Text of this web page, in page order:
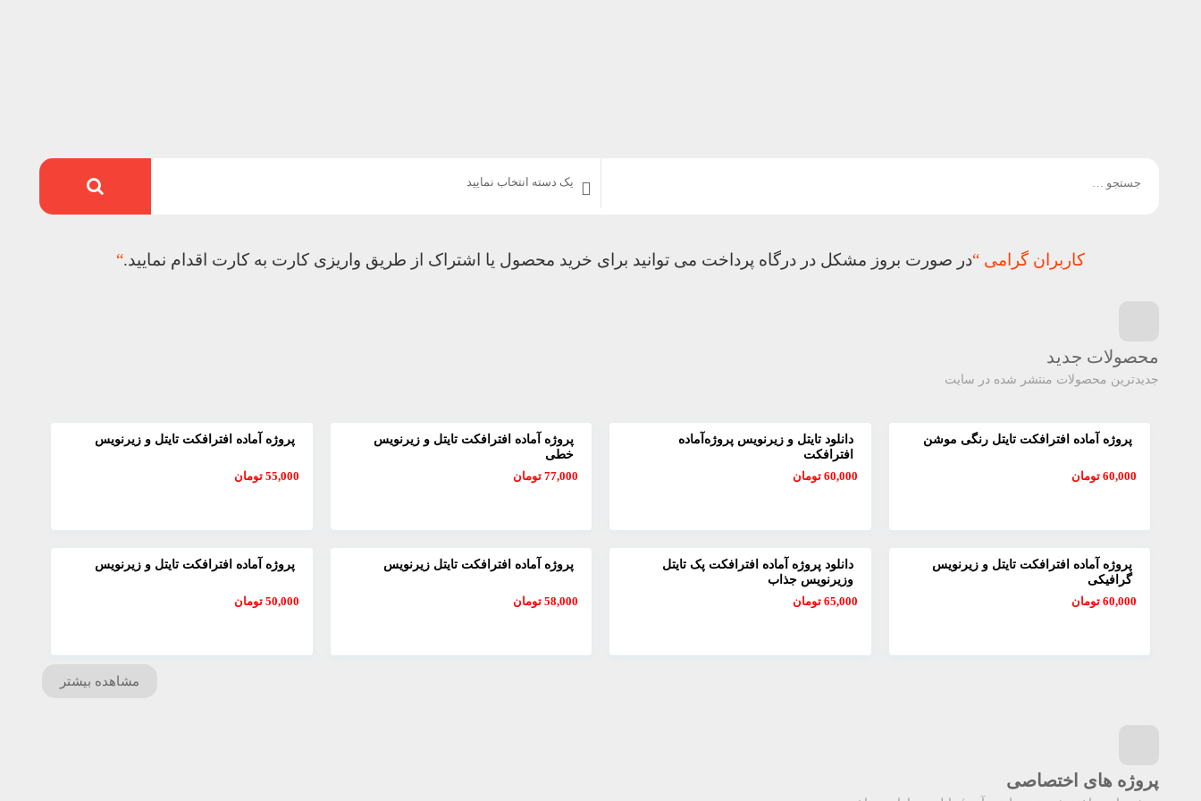
کاربران گرامی “در صورت بروز مشکل در درگاه پرداخت می توانید برای خرید محصول یا اشتراک از طریق واریزی کارت به کارت اقدام نمایید.“
محصولات جدید
جدیدترین محصولات منتشر شده در سایت
پروژه آماده افترافکت تایتل رنگی موشن
60,000 تومان
دانلود تایتل و زیرنویس‌ پروژه‌آماده
افترافکت
60,000 تومان
پروژه آماده افترافکت تایتل و زیرنویس
خطی
77,000 تومان
پروژه آماده افترافکت تایتل و زیرنویس
55,000 تومان
پروژه آماده افترافکت تایتل و زیرنویس
گرافیکی
60,000 تومان
دانلود پروژه آماده افترافکت پک تایتل
وزیرنویس جذاب
65,000 تومان
پروژه آماده افترافکت تایتل زیرنویس
58,000 تومان
پروژه آماده افترافکت تایتل و زیرنویس
50,000 تومان
مشاهده بیشتر
پروژه های اختصاصی